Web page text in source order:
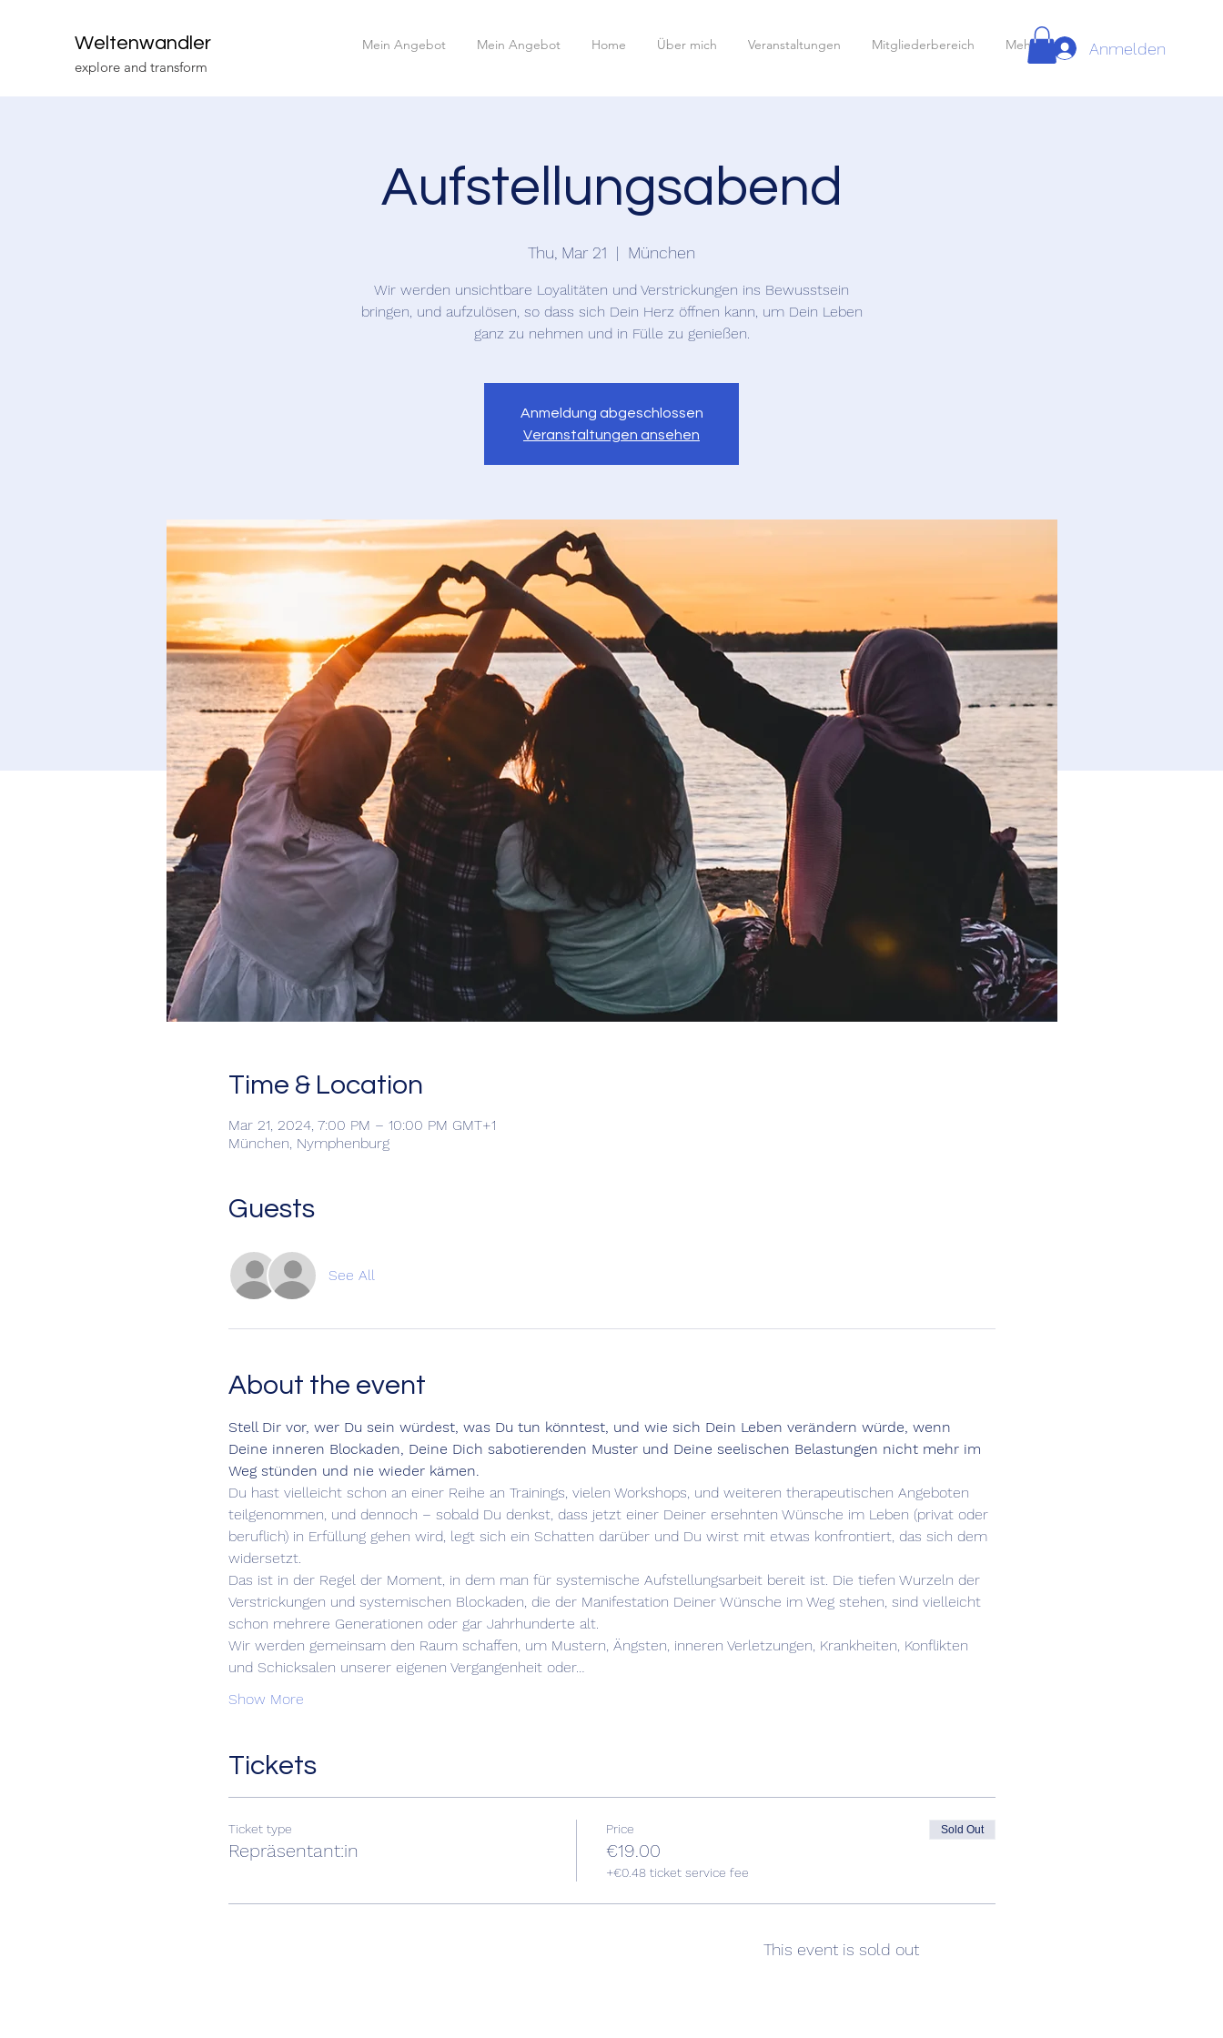
Weltenwandler
explore and transform
Anmelden
Mein Angebot Mein Angebot Home Über mich Veranstaltungen Mitgliederbereich Mehr
Aufstellungsabend
Thu, Mar 21
  |
München
Wir werden unsichtbare Loyalitäten und Verstrickungen ins Bewusstsein
bringen, und aufzulösen, so dass sich Dein Herz öffnen kann, um Dein Leben
ganz zu nehmen und in Fülle zu genießen.
Anmeldung abgeschlossen
Veranstaltungen ansehen
Time & Location
Mar 21, 2024, 7:00 PM – 10:00 PM GMT+1
München, Nymphenburg
Guests
See All
About the event
Stell Dir vor, wer Du sein würdest, was Du tun könntest, und wie sich Dein Leben verändern würde, wenn
Deine inneren Blockaden, Deine Dich sabotierenden Muster und Deine seelischen Belastungen nicht mehr im
Weg stünden und nie wieder kämen.
Du hast vielleicht schon an einer Reihe an Trainings, vielen Workshops, und weiteren therapeutischen Angeboten
teilgenommen, und dennoch – sobald Du denkst, dass jetzt einer Deiner ersehnten Wünsche im Leben (privat oder
beruflich) in Erfüllung gehen wird, legt sich ein Schatten darüber und Du wirst mit etwas konfrontiert, das sich dem
widersetzt.
Das ist in der Regel der Moment, in dem man für systemische Aufstellungsarbeit bereit ist. Die tiefen Wurzeln der
Verstrickungen und systemischen Blockaden, die der Manifestation Deiner Wünsche im Weg stehen, sind vielleicht
schon mehrere Generationen oder gar Jahrhunderte alt.
Wir werden gemeinsam den Raum schaffen, um Mustern, Ängsten, inneren Verletzungen, Krankheiten, Konflikten
und Schicksalen unserer eigenen Vergangenheit oder…
Show More
Tickets
Ticket type
Repräsentant:in
Price
€19.00
+€0.48 ticket service fee
Sold Out
This event is sold out